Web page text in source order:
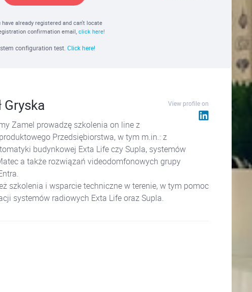
have already registered and can't locate
confirmation email,click here!
configuration test. Click here!
View profile on
Gryska
Zamel prowadzę szkolenia on line z
Przedsiębiorstwa, w tym m.in.: z
budynkowej Exta Life czy Supla, systemów
a także rozwiązań videodomfonowych grupy
szkolenia i wsparcie techniczne w terenie, w tym pomoc
systemów radiowych Exta Life oraz Supla.